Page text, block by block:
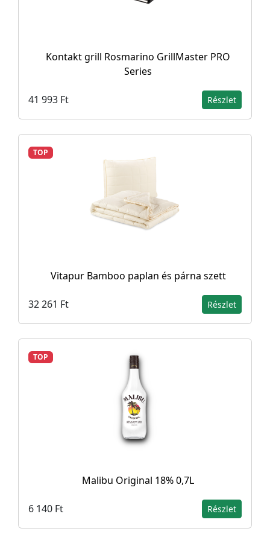
Kontakt grill Rosmarino GrillMaster PRO
Series
41 993 Ft Részlet
TOP
Vitapur Bamboo paplan és párna szett
32 261 Ft Részlet
TOP
Malibu Original 18% 0,7L
6 140 Ft Részlet